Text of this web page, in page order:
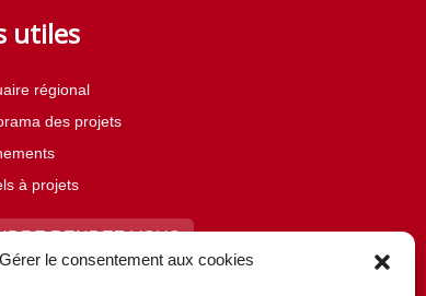
Gérer le consentement aux cookies
utiles
régional
des projets
à projets
RENDEZ-VOUS